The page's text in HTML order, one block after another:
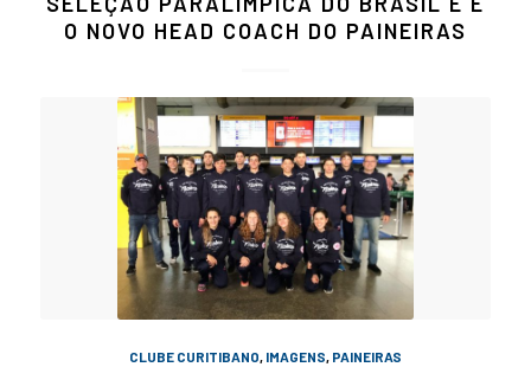
O NOVO HEAD COACH DO PAINEIRAS
CLUBE CURITIBANO IMAGENS PAINEIRAS